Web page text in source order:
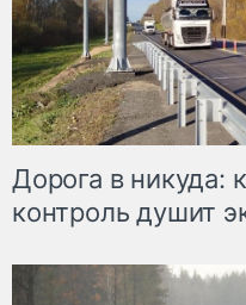
Дорога в никуда:
контроль душит